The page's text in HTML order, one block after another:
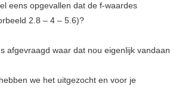
eens opgevallen dat de f-waardes
2.8 – 4 – 5.6)?
afgevraagd waar dat nou eigenlijk vandaan
we het uitgezocht en voor je